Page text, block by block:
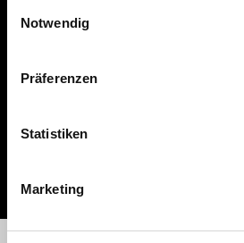
Notwendig
Präferenzen
Statistiken
Marketing